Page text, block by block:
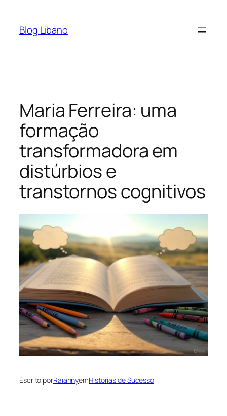
Blog Libano
Maria Ferreira: uma
formação
transformadora em
distúrbios e
transtornos cognitivos
Escrito porRaiannyemHistórias de Sucesso